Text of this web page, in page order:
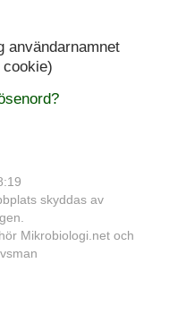
användarnamnet
skyddas av
Mikrobiologi.net och